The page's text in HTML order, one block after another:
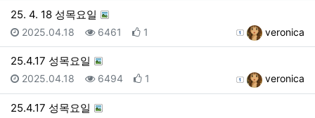
25. 4. 18 성목요일
등록자 veronica
등록일
2025.04.18 조회
6461 추천
1
25.4.17 성목요일
등록자 veronica
등록일
2025.04.18 조회
6494 추천
1
25.4.17 성목요일